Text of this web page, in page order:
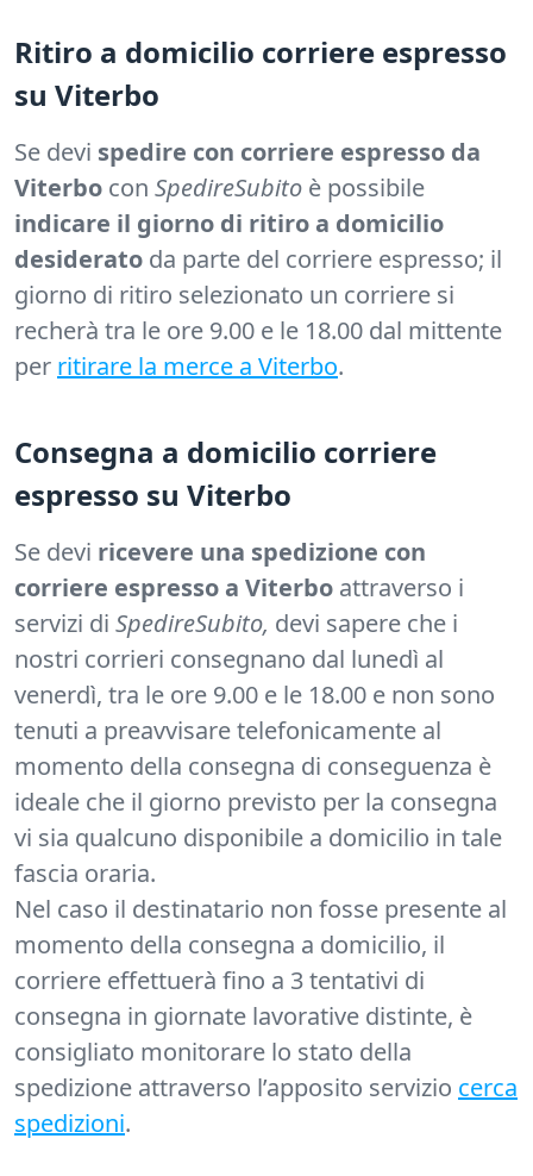
Ritiro a domicilio corriere espresso
su Viterbo
Se devi spedire con corriere espresso da
Viterbo con SpedireSubito è possibile
indicare il giorno di ritiro a domicilio
desiderato da parte del corriere espresso; il
giorno di ritiro selezionato un corriere si
recherà tra le ore 9.00 e le 18.00 dal mittente
per ritirare la merce a Viterbo.
Consegna a domicilio corriere
espresso su Viterbo
Se devi ricevere una spedizione con
corriere espresso a Viterbo attraverso i
servizi di SpedireSubito, devi sapere che i
nostri corrieri consegnano dal lunedì al
venerdì, tra le ore 9.00 e le 18.00 e non sono
tenuti a preavvisare telefonicamente al
momento della consegna di conseguenza è
ideale che il giorno previsto per la consegna
vi sia qualcuno disponibile a domicilio in tale
fascia oraria.
Nel caso il destinatario non fosse presente al
momento della consegna a domicilio, il
corriere effettuerà fino a 3 tentativi di
consegna in giornate lavorative distinte, è
consigliato monitorare lo stato della
spedizione attraverso l’apposito servizio cerca
spedizioni.